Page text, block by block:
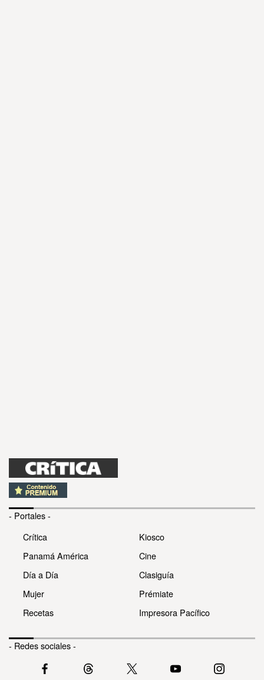
- Portales -
Crítica
Panamá América
Día a Día
Mujer
Recetas
Kiosco
Cine
Clasiguía
Prémiate
Impresora Pacífico
- Redes sociales -